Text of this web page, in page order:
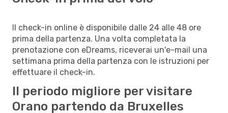
Il check-in online è disponibile dalle 24 alle 48 ore
prima della partenza. Una volta completata la
prenotazione con eDreams, riceverai un'e-mail una
settimana prima della partenza con le istruzioni per
effettuare il check-in.
Il periodo migliore per visitare
Orano partendo da Bruxelles